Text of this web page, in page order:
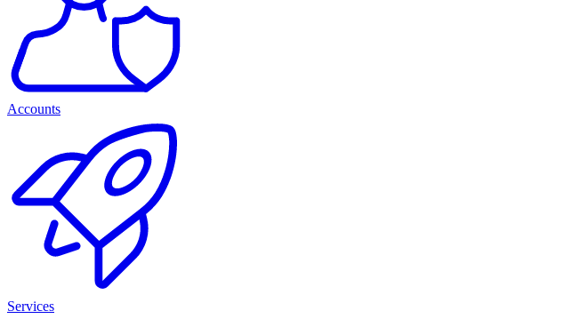
Accounts
Services